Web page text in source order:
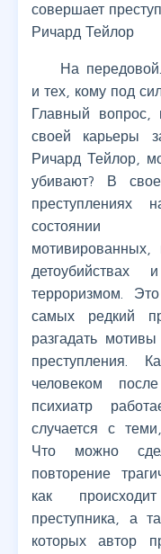
совершает
Ричард Тейлор
На
и тех, кому под
Главный вопрос,
своей карьеры
Ричард Тейлор,
убивают? В
состоянии
мотивированных,
терроризмом.
самых редкий
разгадать
преступления.
человеком
психиатр
случается с
Что можно
повторение
как
преступника, а
которых автор